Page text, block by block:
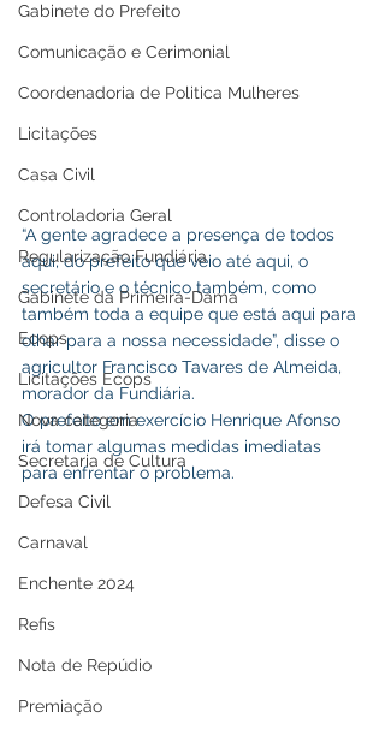
Gabinete do Prefeito
Comunicação e Cerimonial
Coordenadoria de Politica Mulheres
Licitações
Casa Civil
Controladoria Geral
Regularização Fundiária
Gabinete da Primeira-Dama
Ecops
Licitações Ecops
Nova categoria
Secretaria de Cultura
Defesa Civil
Carnaval
Enchente 2024
Refis
Nota de Repúdio
Premiação
“A gente agradece a presença de todos
aqui, do prefeito que veio até aqui, o
secretário e o técnico também, como
também toda a equipe que está aqui para
olhar para a nossa necessidade”, disse o
agricultor Francisco Tavares de Almeida,
morador da Fundiária.
O prefeito em exercício Henrique Afonso
irá tomar algumas medidas imediatas
para enfrentar o problema.